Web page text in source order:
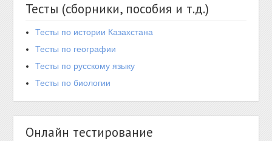
Тесты (сборники, пособия и т.д.)
Тесты по истории Казахстана
Тесты по географии
Тесты по русскому языку
Тесты по биологии
Онлайн тестирование